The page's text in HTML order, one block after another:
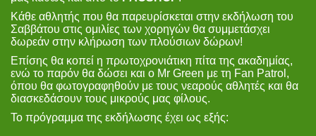
Κάθε αθλητής που θα παρευρίσκεται στην εκδήλωση του
Σαββάτου στις ομιλίες των χορηγών θα συμμετάσχει
δωρεάν στην κλήρωση των πλούσιων δώρων!
Επίσης θα κοπεί η πρωτοχρονιάτικη πίτα της ακαδημίας,
ενώ το παρόν θα δώσει και ο Mr Green με τη Fan Patrol,
όπου θα φωτογραφηθούν με τους νεαρούς αθλητές και θα
διασκεδάσουν τους μικρούς μας φίλους.
Το πρόγραμμα της εκδήλωσης έχει ως εξής: